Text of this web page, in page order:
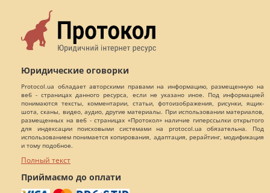
Юридические оговорки
Protocol.ua обладает авторскими правами на информацию, размещенную на
веб - страницах данного ресурса, если не указано иное. Под информацией
понимаются тексты, комментарии, статьи, фотоизображения, рисунки, ящик-
шота, сканы, видео, аудио, другие материалы. При использовании материалов,
размещенных на веб - страницах «Протокол» наличие гиперссылки открытого
для индексации поисковыми системами на protocol.ua обязательна. Под
использованием понимается копирования, адаптация, рерайтинг, модификация
и тому подобное.
Полный текст
Приймаємо до оплати